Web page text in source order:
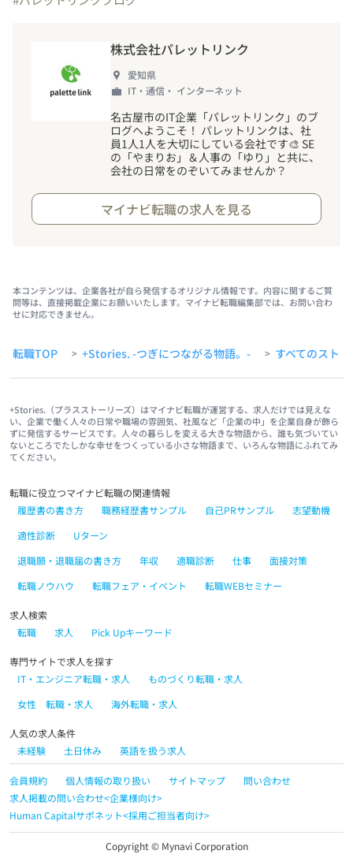
株式会社パレットリンク
愛知県
IT・通信・ インターネット
名古屋市のIT企業「パレットリンク」のブ
ログへようこそ ！ パレットリンクは、社
員1人1人を大切にしている会社です🎨 SE
の「やまりお」＆人事の「ゆり」と共に、
会社の日常をのぞいてみませんか？
マイナビ転職の求人を見る
本コンテンツは、企業各社が自ら発信するオリジナル情報です。内容に関するご質
問等は、直接掲載企業にお願いいたします。マイナビ転職編集部では、お問い合わ
せに対応できません。
転職TOP > +Stories. -つぎにつながる物語。- > すべてのスト
+Stories.（プラスストーリーズ）はマイナビ転職が運営する、求人だけでは見えな
い、企業で働く人々の日常や職場の雰囲気、社風など「企業の中」を企業自身が飾ら
ずに発信するサービスです。人々の暮らしを変える大きな物語から、誰も気づいてい
ないところでたしかな幸せをつくっている小さな物語まで、いろんな物語にふれてみ
てください。
転職に役立つマイナビ転職の関連情報
履歴書の書き方
職務経歴書サンプル 自己PRサンプル
志望動機
適性診断
Uターン
退職願・退職届の書き方
年収 適職診断 仕事
面接対策
転職ノウハウ
転職フェア・イベント 転職WEBセミナー
求人検索
転職
求人 Pick Upキーワード
専門サイトで求人を探す
IT・エンジニア転職・求人
ものづくり転職・求人
女性 転職・求人
海外転職・求人
人気の求人条件
未経験
土日休み 英語を扱う求人
会員規約 個人情報の取り扱い サイトマップ
問い合わせ
求人掲載の問い合わせ<企業様向け>
Human Capitalサポネット<採用ご担当者向け>
Copyright © Mynavi Corporation